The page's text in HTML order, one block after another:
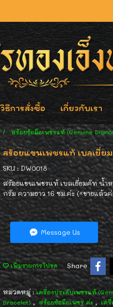
วิธีการสั่งซื้อ เกี่ยวกับเรา
สร้อยข้อมือเพชรแท้ (Genuine
สร้อยแขนเพชรแท้ เบลเยี่ย
SKU : DW0018
สร้อยแขนเพชรแท้ เบลเยี่ยมคัท น้ำ
กรัม ความยาว 16 ซม.ค่ะ («ขายแล้
Message Us
เพิ่มรายการโปรด Share
หมวดหมู่ :เครื่องประดับเพชรแท้
Bracelet) , สร้อยข้อมือเพชร ค่ะ , เค